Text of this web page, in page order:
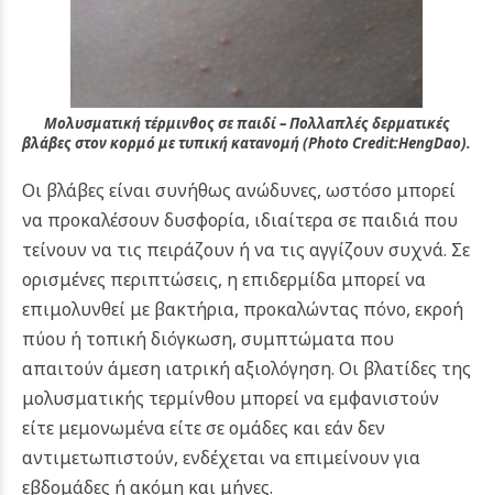
Μολυσματική τέρμινθος σε παιδί – Πολλαπλές δερματικές
βλάβες στον κορμό με τυπική κατανομή (PhotoCredit:HengDao).
Οι βλάβες είναι συνήθως ανώδυνες, ωστόσο μπορεί
να προκαλέσουν δυσφορία, ιδιαίτερα σε παιδιά που
τείνουν να τις πειράζουν ή να τις αγγίζουν συχνά. Σε
ορισμένες περιπτώσεις, η επιδερμίδα μπορεί να
επιμολυνθεί με βακτήρια, προκαλώντας πόνο, εκροή
πύου ή τοπική διόγκωση, συμπτώματα που
απαιτούν άμεση ιατρική αξιολόγηση. Οι βλατίδες της
μολυσματικής τερμίνθου μπορεί να εμφανιστούν
είτε μεμονωμένα είτε σε ομάδες και εάν δεν
αντιμετωπιστούν, ενδέχεται να επιμείνουν για
εβδομάδες ή ακόμη και μήνες.